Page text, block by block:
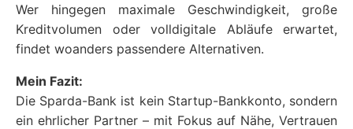
Wer hingegen maximale Geschwindigkeit, große
Kreditvolumen oder volldigitale Abläufe erwartet,
findet woanders passendere Alternativen.
Mein Fazit:
Die Sparda-Bank ist kein Startup-Bankkonto, sondern
ein ehrlicher Partner – mit Fokus auf Nähe, Vertrauen